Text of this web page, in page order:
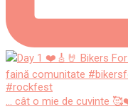
... cât o mie de cuvinte